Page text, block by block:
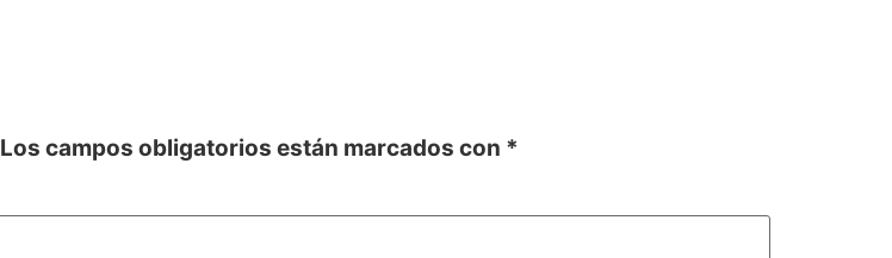
Los campos obligatorios están marcados con *